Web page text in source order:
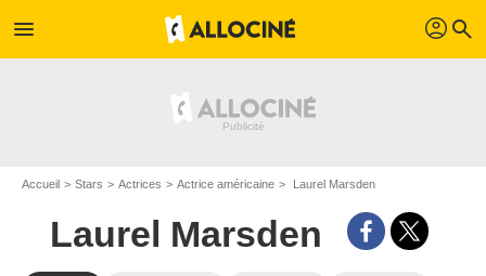
menu profil search
Accueil Stars Actrices Actrice américaine Laurel Marsden
Laurel Marsden